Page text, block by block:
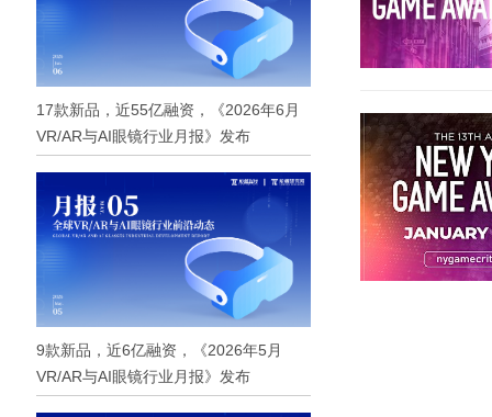
17款新品，近55亿融资，《2026年6月
VR/AR与AI眼镜行业月报》发布
9款新品，近6亿融资，《2026年5月
VR/AR与AI眼镜行业月报》发布